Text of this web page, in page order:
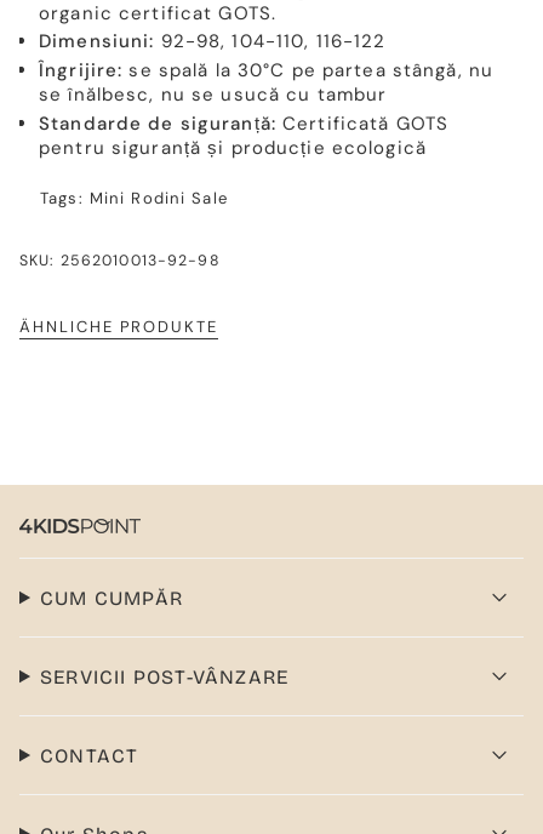
organic certificat GOTS.
Dimensiuni: 92-98, 104-110, 116-122
Îngrijire: se spală la 30°C pe partea stângă, nu
se înălbesc, nu se usucă cu tambur
Standarde de siguranță: Certificată GOTS
pentru siguranță și producție ecologică
Tags: Mini Rodini Sale
SKU: 2562010013-92-98
ÄHNLICHE PRODUKTE
CUM CUMPĂR
SERVICII POST-VÂNZARE
CONTACT